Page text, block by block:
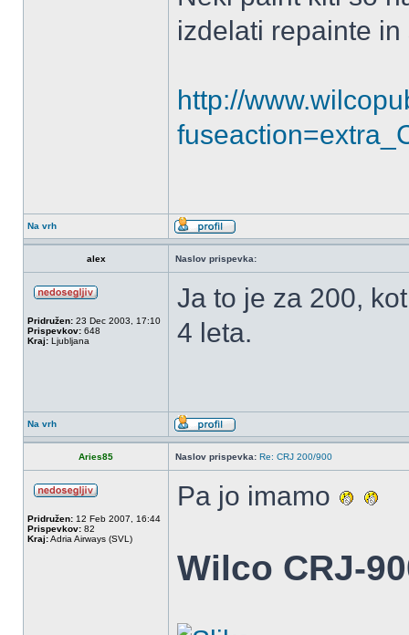
izdelati repainte
http://
Na vrh
alex Naslov prispevka:
Pridružen: 23 Dec 2003, 17:10
Prispevkov: 648
Kraj: Ljubljana
Ja to je za 200,
4 leta.
Na vrh
Aries85 Naslov prispevka: Re: CRJ 200/900
Pridružen: 12 Feb 2007, 16:44
Prispevkov: 82
Kraj:Adria Airways (SVL)
Pa jo imamo
Wilco CRJ-